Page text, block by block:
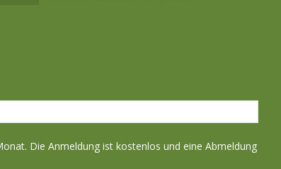
Die Anmeldung ist kostenlos und eine Abmeldung